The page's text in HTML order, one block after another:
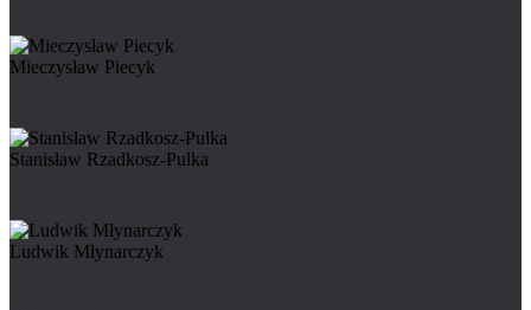
Mieczysław Piecyk
Stanisław Rzadkosz-Pulka
Ludwik Młynarczyk